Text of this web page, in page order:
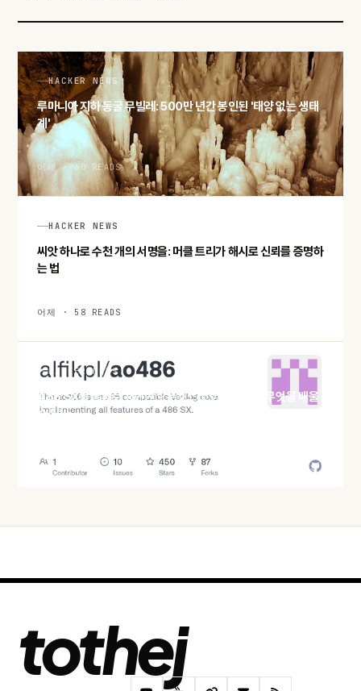
HACKER NEWS
루마니아 지하 동굴 무빌레: 500만 년간 봉인된 '태양 없는 생태
계'
어제 · 60 READS
HACKER NEWS
씨앗 하나로 수천 개의 서명을: 머클 트리가 해시로 신뢰를 증명하
는 법
어제 · 58 READS
HACKER NEWS
486 SX를 통째로 재현한 오픈소스 코어 ao486, 무엇을 배울
수 있나
어제 · 60 READS
tothej